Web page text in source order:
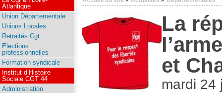
La
et
mardi 24
Atlantique
Union Départementale
Unions Locales
Retraités Cgt
Elections
professionnelles
Formation syndicale
Institut d’Histoire
Sociale CGT 44
Administration